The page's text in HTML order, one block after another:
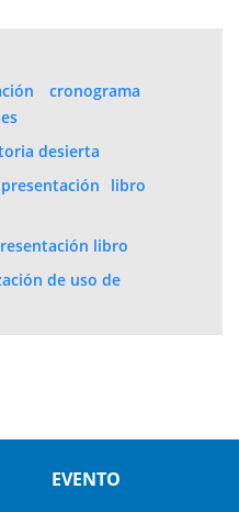
cronograma
desierta
libro
libro
de uso de
EVENTO